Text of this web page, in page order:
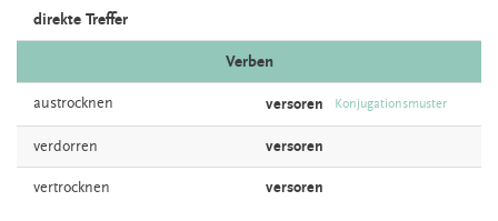
direkte Treffer
Verben
austrocknen versoren Konjugationsmuster
verdorren versoren
vertrocknen versoren